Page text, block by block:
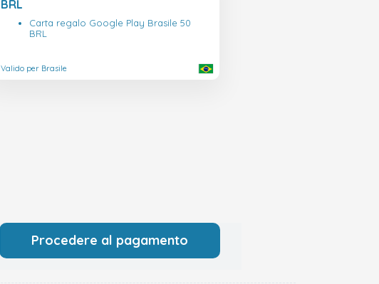
BRL
Carta regalo Google Play Brasile 50
BRL
Valido per Brasile
Procedere al pagamento